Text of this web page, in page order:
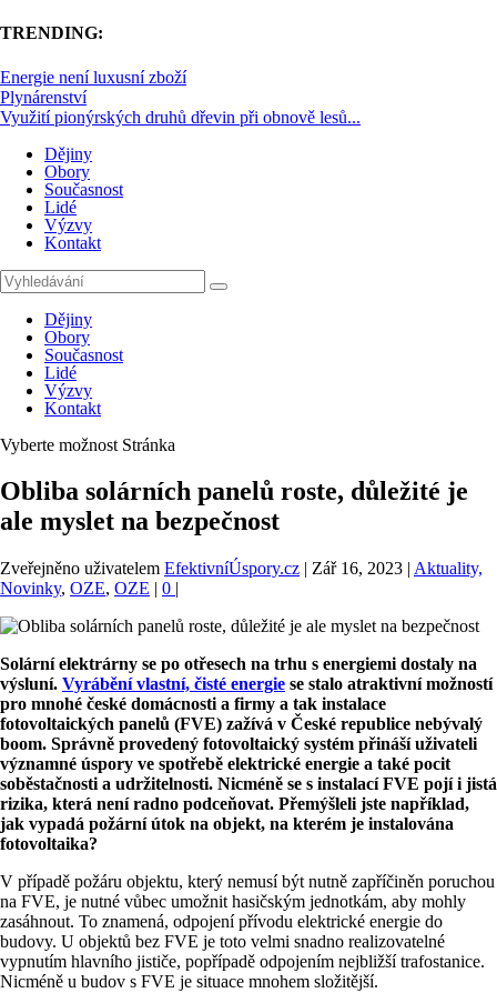
TRENDING:
Energie není luxusní zboží
Plynárenství
Využití pionýrských druhů dřevin při obnově lesů...
Dějiny
Obory
Současnost
Lidé
Výzvy
Kontakt
Dějiny
Obory
Současnost
Lidé
Výzvy
Kontakt
Vyberte možnost Stránka
Obliba solárních panelů roste, důležité je
ale myslet na bezpečnost
Zveřejněno uživatelem EfektivníÚspory.cz | Zář 16, 2023 | Aktuality,
Novinky, OZE, OZE | 0 |
Solární elektrárny se po otřesech na trhu s energiemi dostaly na
výsluní. Vyrábění vlastní, čisté energie se stalo atraktivní možností
pro mnohé české domácnosti a firmy a tak instalace
fotovoltaických panelů (FVE) zažívá v České republice nebývalý
boom. Správně provedený fotovoltaický systém přináší uživateli
významné úspory ve spotřebě elektrické energie a také pocit
soběstačnosti a udržitelnosti. Nicméně se s instalací FVE pojí i jistá
rizika, která není radno podceňovat. Přemýšleli jste například,
jak vypadá požární útok na objekt, na kterém je instalována
fotovoltaika?
V případě požáru objektu, který nemusí být nutně zapříčiněn poruchou
na FVE, je nutné vůbec umožnit hasičským jednotkám, aby mohly
zasáhnout. To znamená, odpojení přívodu elektrické energie do
budovy. U objektů bez FVE je toto velmi snadno realizovatelné
vypnutím hlavního jističe, popřípadě odpojením nejbližší trafostanice.
Nicméně u budov s FVE je situace mnohem složitější.